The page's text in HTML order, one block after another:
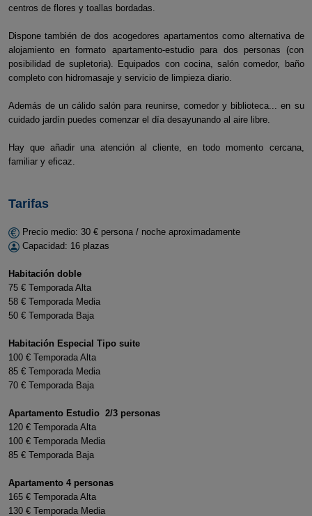
centros de flores y toallas bordadas.
Dispone también de dos acogedores apartamentos como alternativa de
alojamiento en formato apartamento-estudio para dos personas (con
posibilidad de supletoria). Equipados con cocina, salón comedor, baño
completo con hidromasaje y servicio de limpieza diario.
Además de un cálido salón para reunirse, comedor y biblioteca... en su
cuidado jardín puedes comenzar el día desayunando al aire libre.
Hay que añadir una atención al cliente, en todo momento cercana,
familiar y eficaz.
Tarifas
Precio medio: 30 € persona / noche aproximadamente
Capacidad: 16 plazas
Habitación doble
75 € Temporada Alta
58 € Temporada Media
50 € Temporada Baja
Habitación Especial Tipo suite
100 € Temporada Alta
85 € Temporada Media
70 € Temporada Baja
Apartamento Estudio 2/3 personas
120 € Temporada Alta
100 € Temporada Media
85 € Temporada Baja
Apartamento 4 personas
165 € Temporada Alta
130 € Temporada Media